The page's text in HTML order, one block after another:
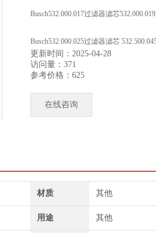
Busch532.000.017过滤器滤芯532.000.019
Busch532.000.025过滤器滤芯
Solberg 284S金属丝滤芯384S金属丝滤芯
更新时间：2025-04-28
访问量：371
参考价格：625
在线咨询
材质 其他
用途 其他